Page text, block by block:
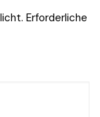
Erforderliche